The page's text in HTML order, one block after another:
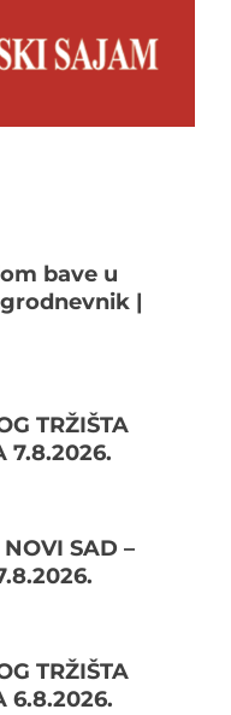
bave u
|
TRŽIŠTA
7.8.2026.
SAD –
TRŽIŠTA
6.8.2026.